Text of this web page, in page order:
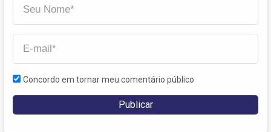
Concordo em tornar meu comentário público